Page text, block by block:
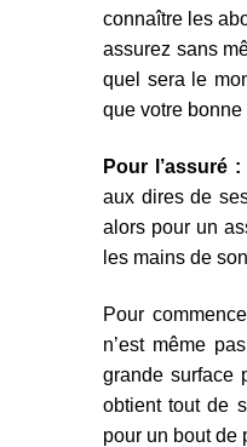
connaître les
assurez sans
quel sera le
que votre
Pour l’assuré :
aux dires de
alors pour un
les mains de
Pour
n’est même
grande surface
obtient tout de
pour un bout de